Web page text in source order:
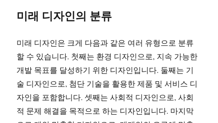
미래 디자인의 분류
미래 디자인은 크게 다음과 같은 여러 유형으로 분류
할 수 있습니다. 첫째는 환경 디자인으로, 지속 가능한
개발 목표를 달성하기 위한 디자인입니다. 둘째는 기
술 디자인으로, 첨단 기술을 활용한 제품 및 서비스 디
자인을 포함합니다. 셋째는 사회적 디자인으로, 사회
적 문제 해결을 목적으로 하는 디자인입니다. 마지막